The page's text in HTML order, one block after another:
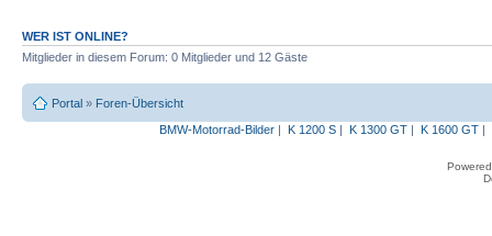
WER IST ONLINE?
Mitglieder in diesem Forum: 0 Mitglieder und 12 Gäste
Portal » Foren-Übersicht
BMW-Motorrad-Bilder| K 1200 S| K 1300 GT| K 1600 GT|